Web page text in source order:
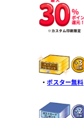
・ポスター無料